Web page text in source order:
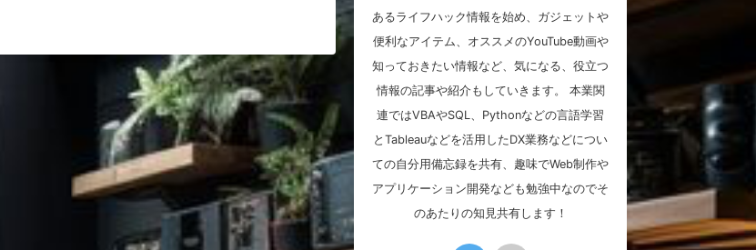
あるライフハック情報を始め、ガジェットや
便利なアイテム、オススメのYouTube動画や
知っておきたい情報など、気になる、役立つ
情報の記事や紹介もしていきます。 本業関
連ではVBAやSQL、Pythonなどの言語学習
とTableauなどを活用したDX業務などについ
ての自分用備忘録を共有、趣味でWeb制作や
アプリケーション開発なども勉強中なのでそ
のあたりの知見共有します！